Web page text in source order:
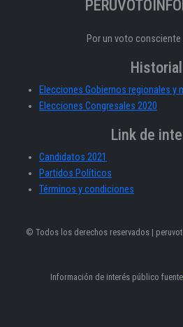
Por un voto consciente
Historial
Elecciones Gobiernos regionales y
Elecciones Congresales 2020
Link de
Candidatos 2021
Partidos Políticos
Términos y condiciones
© Todos los derechos reservados |
Información de interés público fuente